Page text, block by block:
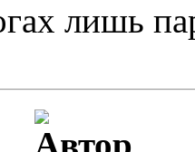
лишь